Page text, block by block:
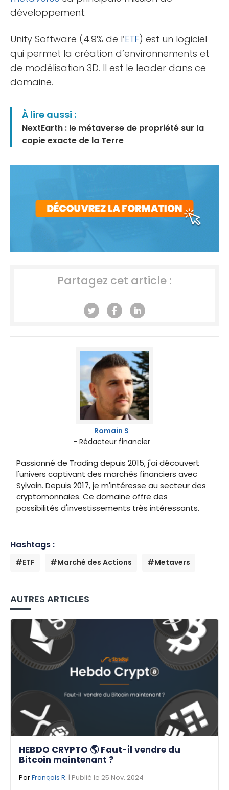
développement.
Unity Software (4.9% de l’ETF) est un logiciel
qui permet la création d’environnements et
de modélisation 3D. Il est le leader dans ce
domaine.
À lire aussi :
NextEarth : le métaverse de propriété sur la
copie exacte de la Terre
Partagez cet article :
Romain S
- Rédacteur financier
Passionné de Trading depuis 2015, j'ai découvert
l'univers captivant des marchés financiers avec
Sylvain. Depuis 2017, je m'intéresse au secteur des
cryptomonnaies. Ce domaine offre des
possibilités d'investissements très intéressants.
Hashtags :
#ETF #Marché des Actions #Metavers
AUTRES ARTICLES
HEBDO CRYPTO 🌎 Faut-il vendre du
Bitcoin maintenant ?
ParFrançois R. | Publié le 25 Nov. 2024